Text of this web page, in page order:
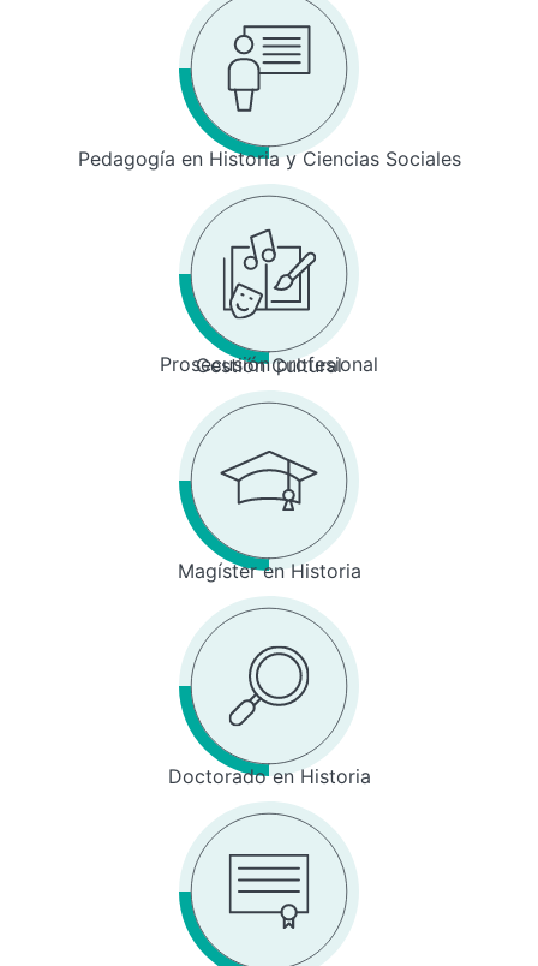
Pedagogía en Historia y Ciencias Sociales
Prosecusión profesional
Gestión Cultural
Magíster en Historia
Doctorado en Historia